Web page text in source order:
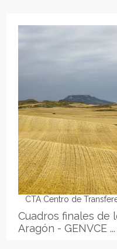
CTA Centro de
Cuadros finales de
Aragón - GENVCE ...